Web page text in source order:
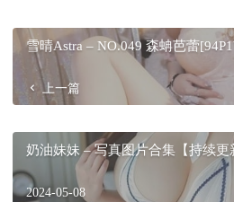
雪晴Astra – NO.049 森蚺芭蕾
上一篇
奶油妹妹 – 写真图片合集【持续更
2024-05-08